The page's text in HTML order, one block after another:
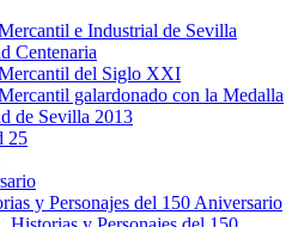
e Industrial de Sevilla
Centenaria
del Siglo XXI
galardonado con la Medalla
de Sevilla 2013
25
y Personajes del 150 Aniversario